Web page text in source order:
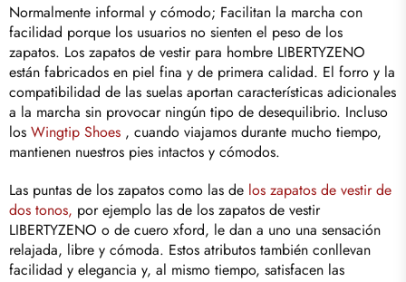
Normalmente informal y cómodo; Facilitan la marcha con
facilidad porque los usuarios no sienten el peso de los
zapatos. Los zapatos de vestir para hombre LIBERTYZENO
están fabricados en piel fina y de primera calidad. El forro y la
compatibilidad de las suelas aportan características adicionales
a la marcha sin provocar ningún tipo de desequilibrio. Incluso
los Wingtip Shoes , cuando viajamos durante mucho tiempo,
mantienen nuestros pies intactos y cómodos.
Las puntas de los zapatos como las de los zapatos de vestir de
dos tonos, por ejemplo las de los zapatos de vestir
LIBERTYZENO o de cuero xford, le dan a uno una sensación
relajada, libre y cómoda. Estos atributos también conllevan
facilidad y elegancia y, al mismo tiempo, satisfacen las